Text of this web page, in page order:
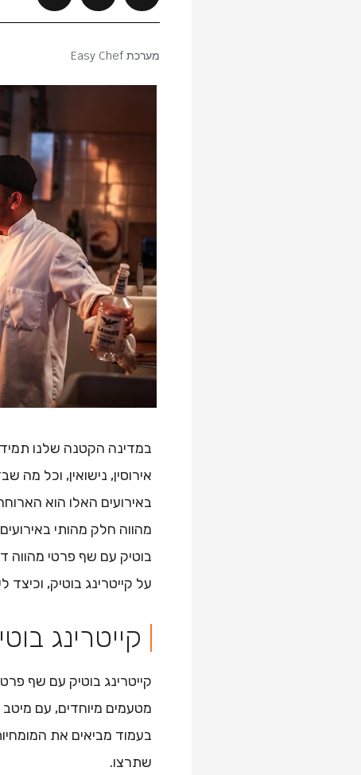
מערכת Easy Chef
במדינה הקטנה שלנו תמיד
אירוסין, נישואין, וכל מה
באירועים האלו הוא
מהווה חלק מהותי
בוטיק עם שף פרטי מהווה
על קייטרינג בוטיק,
קייטרינג
קייטרינג בוטיק עם שף
מטעמים מיוחדים, עם מיטב
בעמוד מביאים את
שתרצו.